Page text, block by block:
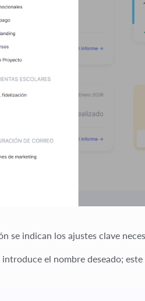
se indican los ajustes clave
el nombre deseado;